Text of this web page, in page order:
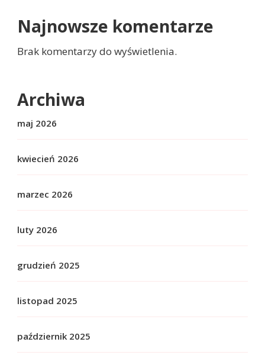
Najnowsze komentarze
Brak komentarzy do wyświetlenia.
Archiwa
maj 2026
kwiecień 2026
marzec 2026
luty 2026
grudzień 2025
listopad 2025
październik 2025